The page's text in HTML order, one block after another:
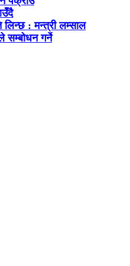
लिन्छ : मन्त्री लम्साल
सम्बोधन गर्ने